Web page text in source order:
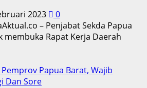
2023
0
– Penjabat Sekda Papua
membuka Rapat Kerja Daerah
Papua Barat, Wajib
Dan Sore